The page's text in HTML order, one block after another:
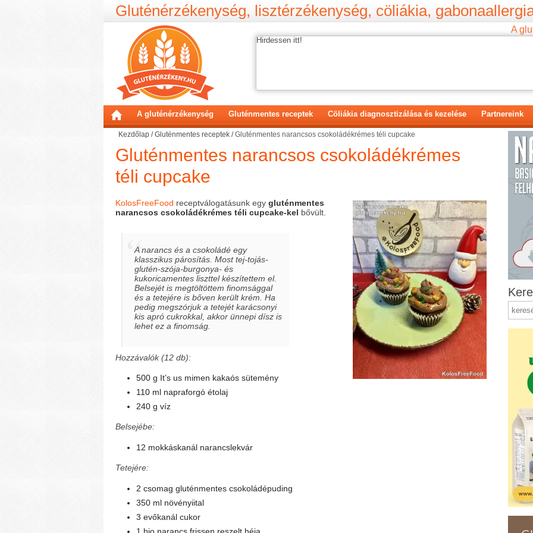
Gluténérzékenység, lisztérzékenység, cöliákia,
A
Hirdessen itt!
A gluténérzékenység Gluténmentes receptek Cöliákia diagnosztizálása és kezelése Partnereink
Kezdőlap /Gluténmentes receptek /Gluténmentes narancsos csokoládékrémes téli cupcake
Gluténmentes narancsos csokoládékrémes
téli cupcake
KolosFreeFood receptválogatásunk egy gluténmentes
narancsos csokoládékrémes téli cupcake-kel bővült.
A narancs és a csokoládé egy
klasszikus párosítás. Most tej-tojás-
glutén-szója-burgonya- és
kukoricamentes liszttel készítettem el.
Belsejét is megtöltöttem finomsággal
és a tetejére is bőven került krém. Ha
pedig megszórjuk a tetejét karácsonyi
kis apró cukrokkal, akkor ünnepi dísz is
lehet ez a finomság.
Hozzávalók (12 db):
500 g It’s us mimen kakaós sütemény
110 ml napraforgó étolaj
240 g víz
Belsejébe:
12 mokkáskanál narancslekvár
Tetejére:
2 csomag gluténmentes csokoládépuding
350 ml növényiital
3 evőkanál cukor